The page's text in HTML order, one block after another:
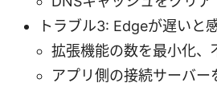
トラブル3: Edgeが遅いと
拡張機能の数を最小化、
アプリ側の接続サーバー